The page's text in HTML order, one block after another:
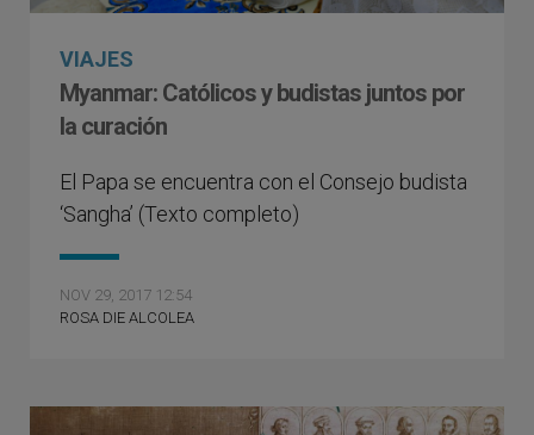
VIAJES
Myanmar: Católicos y budistas juntos por
la curación
El Papa se encuentra con el Consejo budista
‘Sangha’ (Texto completo)
NOV 29, 2017 12:54
ROSA DIE ALCOLEA